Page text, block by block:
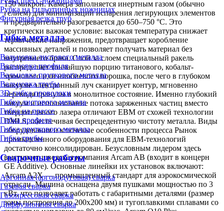
Рубка на гильотинных ножницах
Фигурная резка труб
Гибка металла
Вальцовка листового металла
Вальцовка профиля
Вальцовка пруткового металла
Вальцовка трубы
3D-гибка проволоки
Гибка листового металла
Гибка на прессе
Гибка профиля
Гибка пруткового металла
Гибка трубы
Сварочные работы
Аргонная (аргонодуговая) сварка
Газовая сварка
Газопрессовая сварка
Диффузионная сварка
150 микрон. Камера заполняется инертным газом (обычно
гелием) для минимизации испарения легирующих элементов
и предварительно разогревается до 650–750 °C. Это
критически важное условие: высокая температура снижает
термические напряжения, предотвращает коробление
массивных деталей и позволяет получать материал без
внутреннего брака. Слой за слоем специальный ракель
распределяет тончайшую порцию титанового, кобальт-
хромового или ниобиевого порошка, после чего в глубоком
вакууме электронный луч сканирует контур, мгновенно
переводя гранулы в монолитное состояние. Именно глубокий
вакуум и использование потока заряженных частиц вместо
твердотельного лазера отличают EBM от схожей технологии
DMLS, обеспечивая беспрецедентную чистоту металла. Виды
оборудования и ключевые особенности процесса Рынок
промышленного оборудования для EBM-технологий
достаточно консолидирован. Безусловным лидером здесь
выступает шведская компания Arcam AB (входит в концерн
GE Additive). Основные линейки их установок включают:
Arcam A2X — промышленный стандарт для аэрокосмической
отрасли. Машина оснащена двумя пушками мощностью по 3
кВт, что позволяет работать с габаритными деталями (размер
зоны построения до 200х200 мм) и тугоплавкими сплавами со